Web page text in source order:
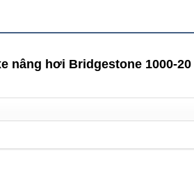
nâng hơi Bridgestone 1000-20